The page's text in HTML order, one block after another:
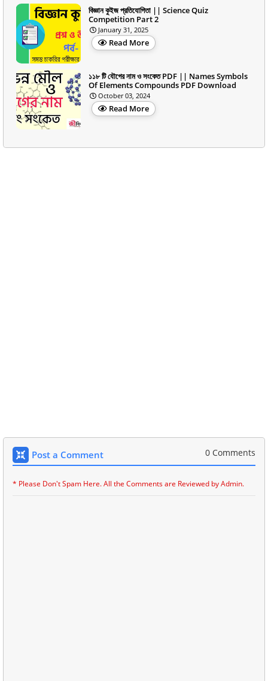
বিজ্ঞান কুইজ প্রতিযোগিতা || Science Quiz
Competition Part 2
January 31, 2025
Read More
১১৮ টি যৌগের নাম ও সংকেত PDF || Names Symbols
Of Elements Compounds PDF Download
October 03, 2024
Read More
Post a Comment 0 Comments
* Please Don't Spam Here. All the Comments are Reviewed by Admin.